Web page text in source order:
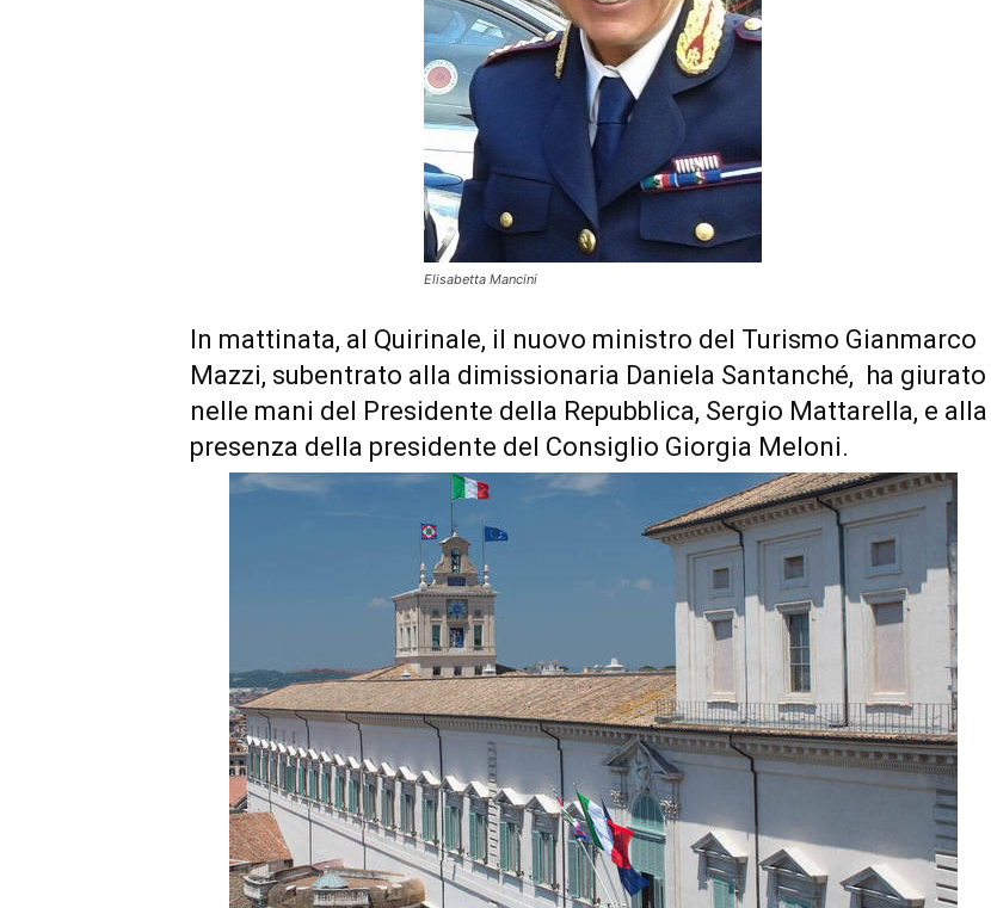
Elisabetta Mancini
In mattinata, al Quirinale, il nuovo ministro del Turismo Gianmarco
Mazzi, subentrato alla dimissionaria Daniela Santanché, ha giurato
nelle mani del Presidente della Repubblica, Sergio Mattarella, e alla
presenza della presidente del Consiglio Giorgia Meloni.